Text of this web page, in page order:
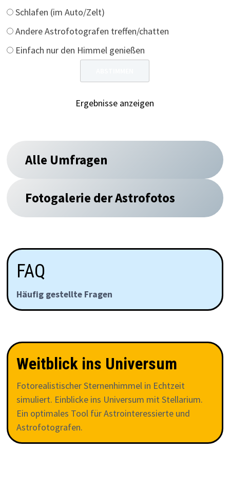
Schlafen (im Auto/Zelt)
Andere Astrofotografen treffen/chatten
Einfach nur den Himmel genießen
Ergebnisse anzeigen
Alle Umfragen
Fotogalerie der Astrofotos
FAQ
Häufig gestellte Fragen
Weitblick ins Universum
Fotorealistischer Sternenhimmel in Echtzeit
simuliert. Einblicke ins Universum mit Stellarium.
Ein optimales Tool für Astrointeressierte und
Astrofotografen.